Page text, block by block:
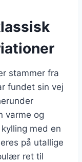
stammer fra
fundet sin vej
varme og
med en
på utallige
ret til